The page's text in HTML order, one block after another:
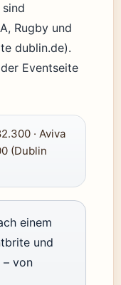
Rugby und
dublin.de).
Eventseite
· Aviva
(Dublin
einem
und
– von